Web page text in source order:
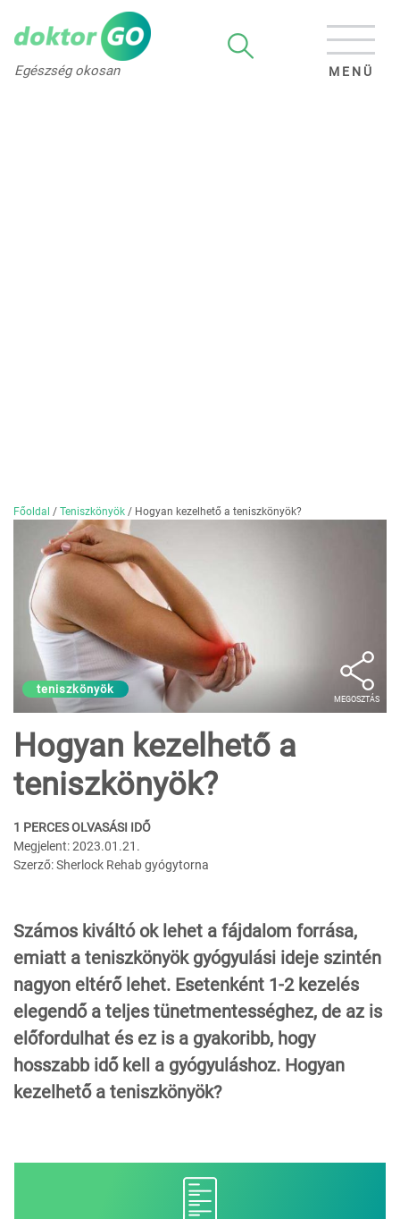
Egészség okosan MENÜ
Főoldal / Teniszkönyök / Hogyan kezelhető a teniszkönyök?
teniszkönyök
MEGOSZTÁS
Hogyan kezelhető a
teniszkönyök?
1 PERCES OLVASÁSI IDŐ
Megjelent: 2023.01.21.
Szerző: Sherlock Rehab gyógytorna
Számos kiváltó ok lehet a fájdalom forrása,
emiatt a teniszkönyök gyógyulási ideje szintén
nagyon eltérő lehet. Esetenként 1-2 kezelés
elegendő a teljes tünetmentességhez, de az is
előfordulhat és ez is a gyakoribb, hogy
hosszabb idő kell a gyógyuláshoz. Hogyan
kezelhető a teniszkönyök?